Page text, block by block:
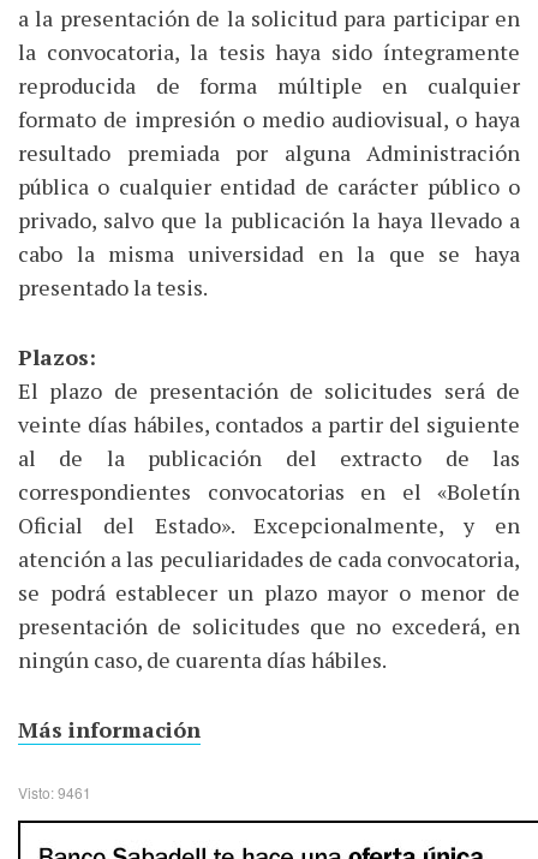
a la presentación de la solicitud para participar en
la convocatoria, la tesis haya sido íntegramente
reproducida de forma múltiple en cualquier
formato de impresión o medio audiovisual, o haya
resultado premiada por alguna Administración
pública o cualquier entidad de carácter público o
privado, salvo que la publicación la haya llevado a
cabo la misma universidad en la que se haya
presentado la tesis.
Plazos:
El plazo de presentación de solicitudes será de
veinte días hábiles, contados a partir del siguiente
al de la publicación del extracto de las
correspondientes convocatorias en el «Boletín
Oficial del Estado». Excepcionalmente, y en
atención a las peculiaridades de cada convocatoria,
se podrá establecer un plazo mayor o menor de
presentación de solicitudes que no excederá, en
ningún caso, de cuarenta días hábiles.
Más información
Visto: 9461